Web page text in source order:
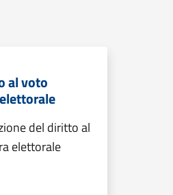
al voto
del diritto al
elettorale